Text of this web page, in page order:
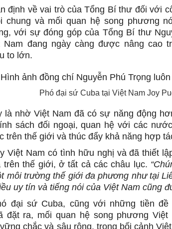
định về vai trò của Tổng Bí thư đối với
chung và mối quan hệ song phương
với sự đóng góp của Tổng Bí thư
Nam đang ngày càng được nâng cao
to lớn.
Phó đại sứ Cuba tại Việt Nam Joy
là nhờ Việt Nam đã có sự năng động
sách đối ngoại, quan hệ với các
trên thế giới và thúc đẩy khả năng hợp
Việt Nam có tình hữu nghị và đã thiết
trên thế giới, ở tất cả các châu lục.
môi trường thế giới đa phương như tại
uy tín và tiếng nói của Việt Nam cũng
đại sứ Cuba, cũng với những tiền
đặt ra, mối quan hệ song phương
chắc và sâu rộng, trong bối cảnh